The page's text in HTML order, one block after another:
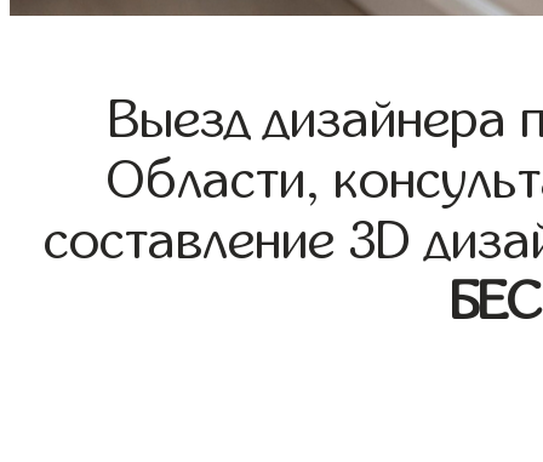
Выезд дизайнера
Области,
составление 3D